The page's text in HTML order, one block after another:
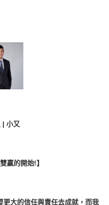
| 小又
贏的開始!】
大的信任與責任去成就，而我